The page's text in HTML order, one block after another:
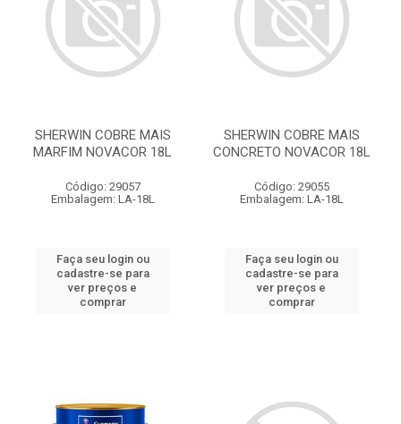
SHERWIN COBRE MAIS
MARFIM NOVACOR 18L
Código: 29057
Embalagem: LA-18L
Faça seu login ou
cadastre-se para
ver preços e
comprar
SHERWIN COBRE MAIS
CONCRETO NOVACOR 18L
Código: 29055
Embalagem: LA-18L
Faça seu login ou
cadastre-se para
ver preços e
comprar